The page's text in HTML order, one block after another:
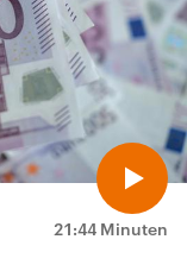
21:44 Minuten